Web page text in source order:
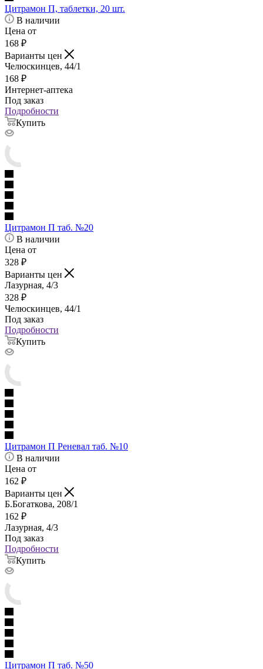
Цитрамон П, таблетки, 20 шт.
В наличии
Цена от
168 ₽
Варианты цен
Челюскинцев, 44/1
168 ₽
Интернет-аптека
Под заказ
Подробности
Купить
Цитрамон П таб. №20
В наличии
Цена от
328 ₽
Варианты цен
Лазурная, 4/3
328 ₽
Челюскинцев, 44/1
Под заказ
Подробности
Купить
Цитрамон П Реневал таб. №10
В наличии
Цена от
162 ₽
Варианты цен
Б.Богаткова, 208/1
162 ₽
Лазурная, 4/3
Под заказ
Подробности
Купить
Цитрамон П таб. №50